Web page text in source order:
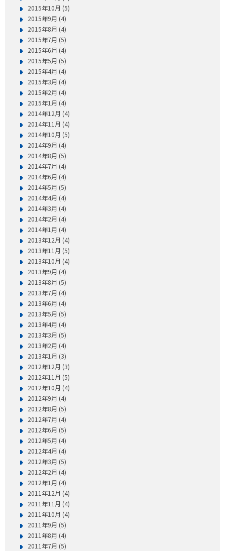
2015年10月 (5)
2015年9月 (4)
2015年8月 (4)
2015年7月 (5)
2015年6月 (4)
2015年5月 (5)
2015年4月 (4)
2015年3月 (4)
2015年2月 (4)
2015年1月 (4)
2014年12月 (4)
2014年11月 (4)
2014年10月 (5)
2014年9月 (4)
2014年8月 (5)
2014年7月 (4)
2014年6月 (4)
2014年5月 (5)
2014年4月 (4)
2014年3月 (4)
2014年2月 (4)
2014年1月 (4)
2013年12月 (4)
2013年11月 (5)
2013年10月 (4)
2013年9月 (4)
2013年8月 (5)
2013年7月 (4)
2013年6月 (4)
2013年5月 (5)
2013年4月 (4)
2013年3月 (5)
2013年2月 (4)
2013年1月 (3)
2012年12月 (3)
2012年11月 (5)
2012年10月 (4)
2012年9月 (4)
2012年8月 (5)
2012年7月 (4)
2012年6月 (5)
2012年5月 (4)
2012年4月 (4)
2012年3月 (5)
2012年2月 (4)
2012年1月 (4)
2011年12月 (4)
2011年11月 (4)
2011年10月 (4)
2011年9月 (5)
2011年8月 (4)
2011年7月 (5)